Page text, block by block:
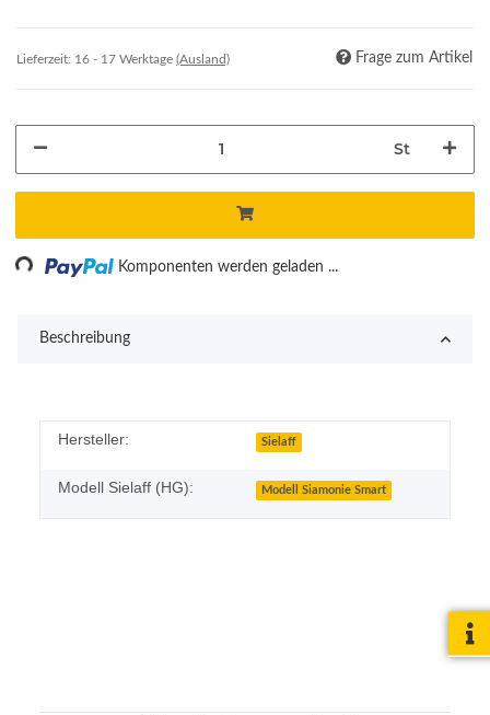
Lieferzeit: 16 - 17 Werktage (Ausland) Frage zum Artikel
St
Komponenten werden geladen ...
Beschreibung
Hersteller: Sielaff
Modell Sielaff (HG): Modell Siamonie Smart